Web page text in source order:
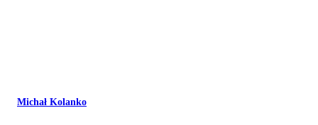
Michał Kolanko